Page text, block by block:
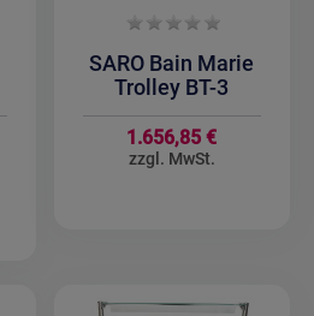
SARO Bain Marie
Trolley BT-3
1.656,85 €